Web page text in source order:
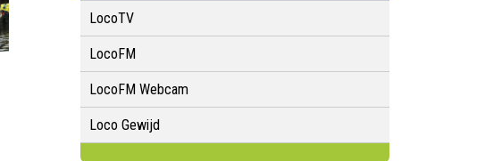
LocoTV
LocoFM
LocoFM Webcam
Loco Gewijd